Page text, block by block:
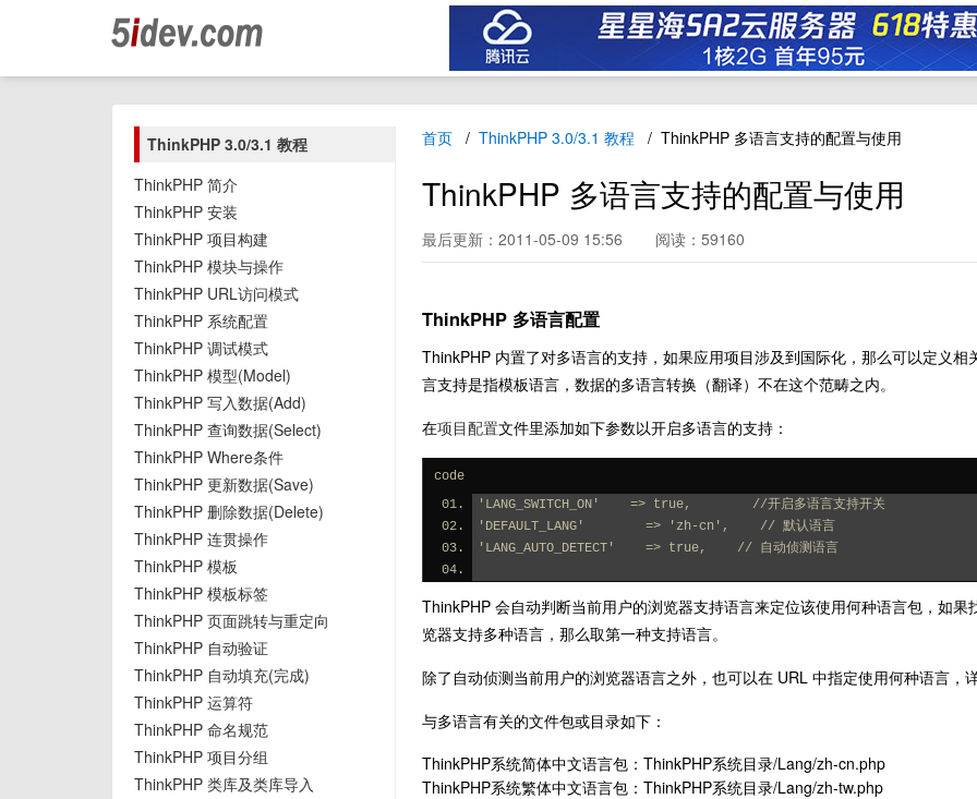
ThinkPHP 3.0/3.1 教程
ThinkPHP 简介
ThinkPHP 安装
ThinkPHP 项目构建
ThinkPHP 模块与操作
ThinkPHP URL访问模式
ThinkPHP 系统配置
ThinkPHP 调试模式
ThinkPHP 模型(Model)
ThinkPHP 写入数据(Add)
ThinkPHP 查询数据(Select)
ThinkPHP Where条件
ThinkPHP 更新数据(Save)
ThinkPHP 删除数据(Delete)
ThinkPHP 连贯操作
ThinkPHP 模板
ThinkPHP 模板标签
ThinkPHP 页面跳转与重定向
ThinkPHP 自动验证
ThinkPHP 自动填充(完成)
ThinkPHP 运算符
ThinkPHP 命名规范
ThinkPHP 项目分组
ThinkPHP 类库及类库导入
首页 ThinkPHP 3.0/3.1 教程 ThinkPHP 多语言支持的配置与使用
ThinkPHP 多语言支持的配置与使用
最后更新：2011-05-09 15:56 阅读：59160
ThinkPHP 多语言配置
ThinkPHP 内置了对多语言的支持，如果应用项目涉及到国际化，那么可以定义
言支持是指模板语言，数据的多语言转换（翻译）不在这个范畴之内。
在项目配置文件里添加如下参数以开启多语言的支持：
code
'LANG_SWITCH_ON'    => true,        //开启多语言支持开关
'DEFAULT_LANG'        => 'zh-cn',    // 默认语言
'LANG_AUTO_DETECT'    => true,    // 自动侦测语言
ThinkPHP 会自动判断当前用户的浏览器支持语言来定位该使用何种语言包，如
览器支持多种语言，那么取第一种支持语言。
除了自动侦测当前用户的浏览器语言之外，也可以在 URL 中指定使用何种语言，
与多语言有关的文件包或目录如下：
ThinkPHP系统简体中文语言包：ThinkPHP系统目录/Lang/zh-cn.php
ThinkPHP系统繁体中文语言包：ThinkPHP系统目录/Lang/zh-tw.php